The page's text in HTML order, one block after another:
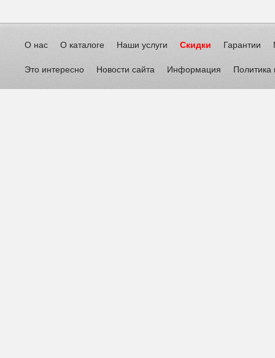
О нас О каталоге Наши услуги Скидки Гарантии
Это интересно Новости сайта Информация Политика